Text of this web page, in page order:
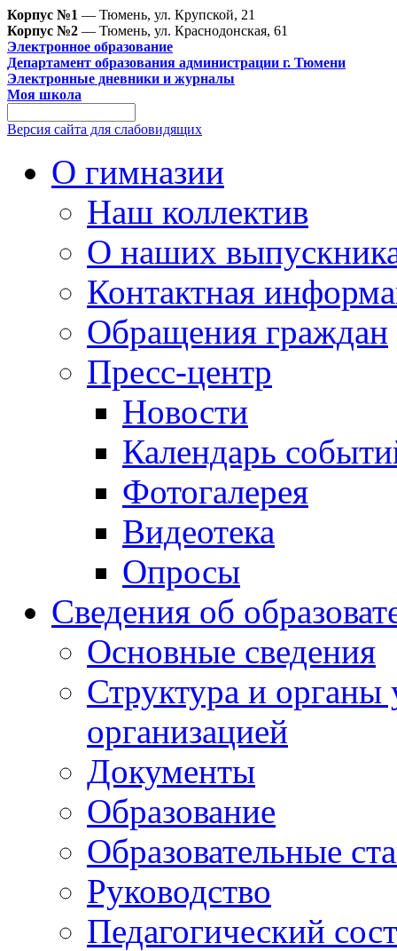
Корпус №1 — Тюмень, ул. Крупской, 21
Корпус №2 — Тюмень, ул. Краснодонская, 61
Электронное образование
Департамент образования администрации г. Тюмени
Электронные дневники и журналы
Моя школа
Версия сайта для слабовидящих
О гимназии
Наш коллектив
О наших
Контактная
Обращения граждан
Пресс-центр
Новости
Календарь
Фотогалерея
Видеотека
Опросы
Сведения об
Основные сведения
Структура и органы
организацией
Документы
Образование
Образовательные
Руководство
Педагогический